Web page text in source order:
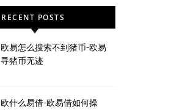
RECENT POSTS
欧易怎么搜索不到猪币-欧易
寻猪币无迹
欧什么易借-欧易借如何操